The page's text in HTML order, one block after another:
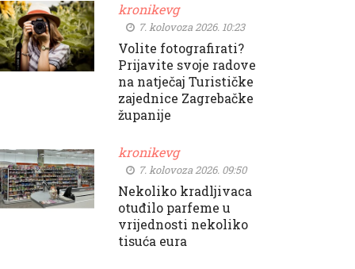
kronikevg
7. kolovoza 2026. 10:23
Volite fotografirati?
Prijavite svoje radove
na natječaj Turističke
zajednice Zagrebačke
županije
kronikevg
7. kolovoza 2026. 09:50
Nekoliko kradljivaca
otuđilo parfeme u
vrijednosti nekoliko
tisuća eura